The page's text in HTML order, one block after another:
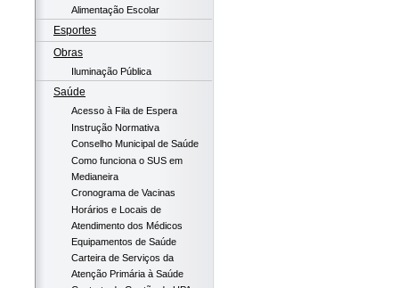
Alimentação Escolar
Esportes
Obras
Iluminação Pública
Saúde
Acesso à Fila de Espera
Instrução Normativa
Conselho Municipal de Saúde
Como funciona o SUS em
Medianeira
Cronograma de Vacinas
Horários e Locais de
Atendimento dos Médicos
Equipamentos de Saúde
Carteira de Serviços da
Atenção Primária à Saúde